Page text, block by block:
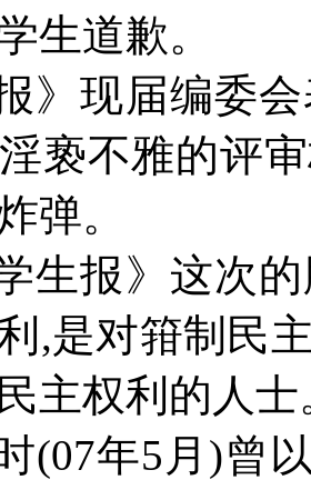
生道歉。
》现届编委
亵不雅的评
弹。
生报》这次
,是对箝制民
主权利的人士
(07年5 月 )曾